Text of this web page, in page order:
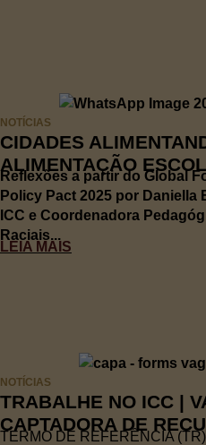
NOTÍCIAS
CIDADES
ALIMENTAÇÃO
Reflexões a partir do Global
Policy Pact 2025 por
ICC e Coordenadora
Raciais...
LEIA MAIS
NOTÍCIAS
TRABALHE NO ICC |
CAPTADORA DE
TERMO DE REFERÊNCIA